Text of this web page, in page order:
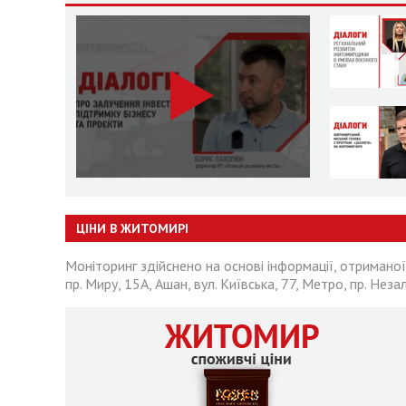
ЦІНИ В ЖИТОМИРІ
Моніторинг здійснено на основі інформації,
пр. Миру, 15А, Ашан, вул. Київська, 77, Метро, пр.